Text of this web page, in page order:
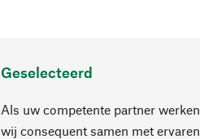
Geselecteerd
Als uw competente partner werken
wij consequent samen met ervaren